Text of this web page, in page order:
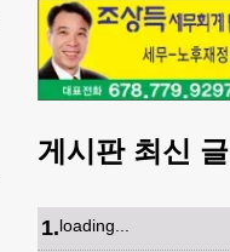
게시판 최신 글
1.loading...